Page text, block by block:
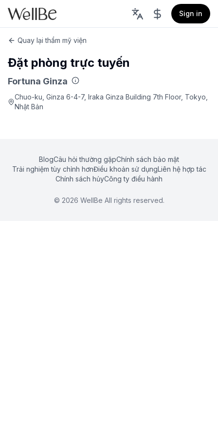
Sign in
Quay lại thẩm mỹ viện
Đặt phòng trực tuyến
Fortuna Ginza
Chuo-ku, Ginza 6-4-7, Iraka Ginza Building 7th Floor, Tokyo,
Nhật Bản
BlogCâu hỏi thường gặpChính sách bảo mật
Trải nghiệm tùy chỉnh hơnĐiều khoản sử dụngLiên hệ hợp tác
Chính sách hủyCông ty điều hành
© 2026 WellBe All rights reserved.